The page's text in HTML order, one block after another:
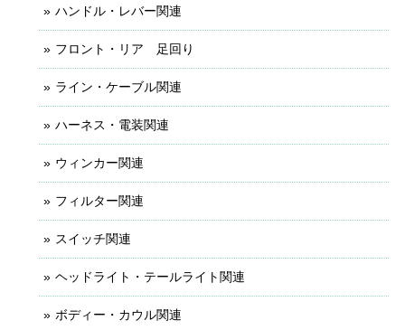
ハンドル・レバー関連
フロント・リア 足回り
ライン・ケーブル関連
ハーネス・電装関連
ウィンカー関連
フィルター関連
スイッチ関連
ヘッドライト・テールライト関連
ボディー・カウル関連